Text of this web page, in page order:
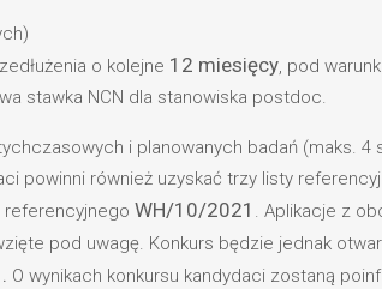
o kolejne 12 miesięcy, pod
stawka NCN dla stanowiska postdoc.
i planowanych badań (maks. 4
powinni również uzyskać trzy listy
referencyjnego WH/10/2021 . Aplikacje z
pod uwagę. Konkurs będzie jednak
O wynikach konkursu kandydaci zostaną